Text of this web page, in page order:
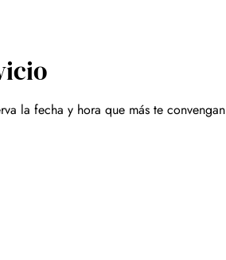
la fecha y hora que más te convengan